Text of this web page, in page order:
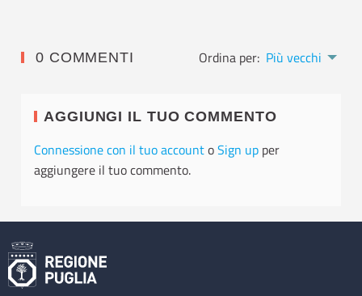
0 COMMENTI Ordina per: Più vecchi
AGGIUNGI IL TUO COMMENTO
Connessione con il tuo accountoSign up per
aggiungere il tuo commento.